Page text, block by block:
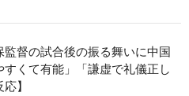
監督の試合後の振る舞いに中国
すくて有能」「謙虚で礼儀正し
】